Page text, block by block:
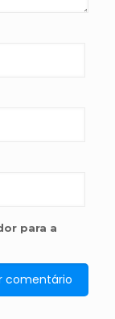
para a